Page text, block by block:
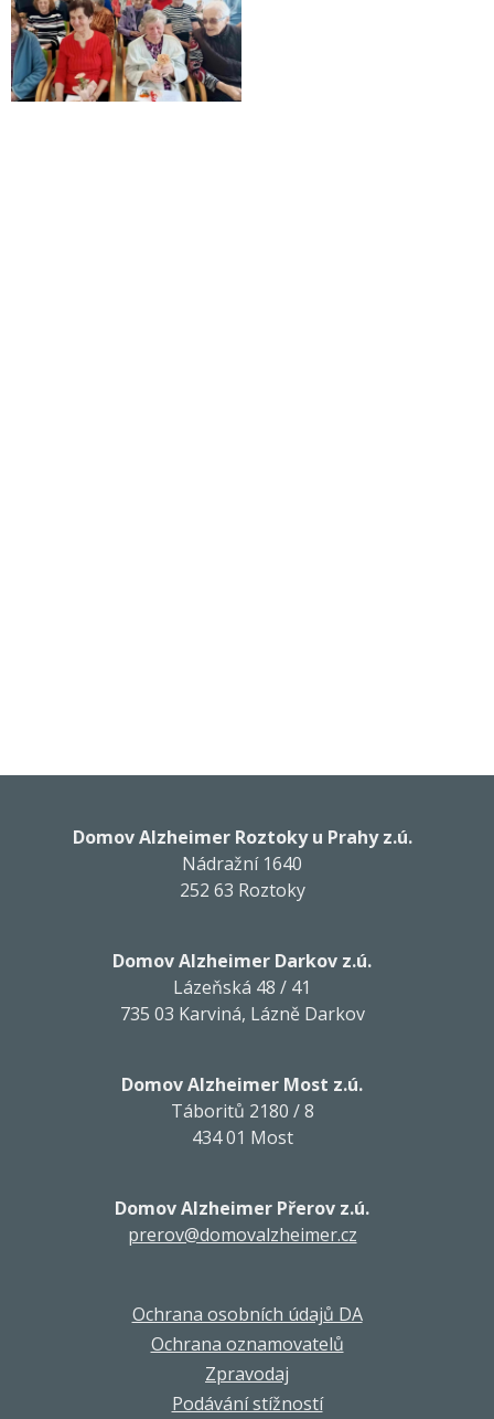
Domov Alzheimer Roztoky u Prahy z.ú.
Nádražní 1640
252 63 Roztoky
Domov Alzheimer Darkov z.ú.
Lázeňská 48 / 41
735 03 Karviná, Lázně Darkov
Domov Alzheimer Most z.ú.
Táboritů 2180 / 8
434 01 Most
Domov Alzheimer Přerov z.ú.
prerov@domovalzheimer.cz
Ochrana osobních údajů DA
Ochrana oznamovatelů
Zpravodaj
Podávání stížností